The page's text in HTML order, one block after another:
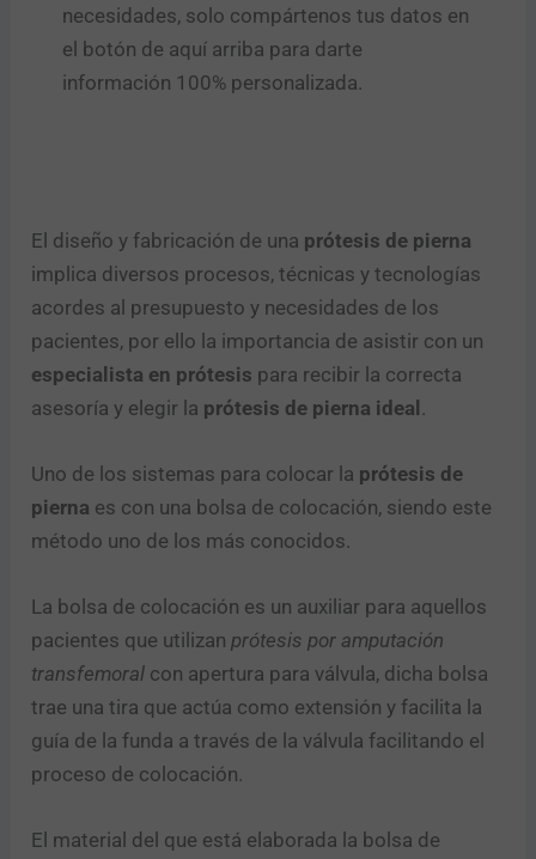
necesidades, solo compártenos tus datos en
el botón de aquí arriba para darte
información 100% personalizada.
El diseño y fabricación de una prótesis de pierna
implica diversos procesos, técnicas y tecnologías
acordes al presupuesto y necesidades de los
pacientes, por ello la importancia de asistir con un
especialista en prótesis para recibir la correcta
asesoría y elegir la prótesis de pierna ideal .
Uno de los sistemas para colocar la prótesis de
pierna es con una bolsa de colocación, siendo este
método uno de los más conocidos.
La bolsa de colocación es un auxiliar para aquellos
pacientes que utilizanprótesis por amputación
transfemoral con apertura para válvula, dicha bolsa
trae una tira que actúa como extensión y facilita la
guía de la funda a través de la válvula facilitando el
proceso de colocación.
El material del que está elaborada la bolsa de